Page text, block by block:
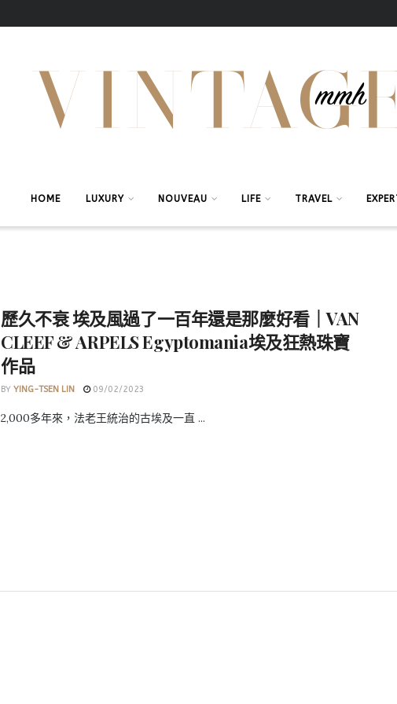
HOME LUXURY NOUVEAU LIFE TRAVEL
歷久不衰 埃及風過了一百年還是那麼好看｜VAN
CLEEF & ARPELS Egyptomania埃及狂熱珠寶
作品
BY YING-TSEN LIN 09/02/2023
2,000多年來，法老王統治的古埃及一直 ...